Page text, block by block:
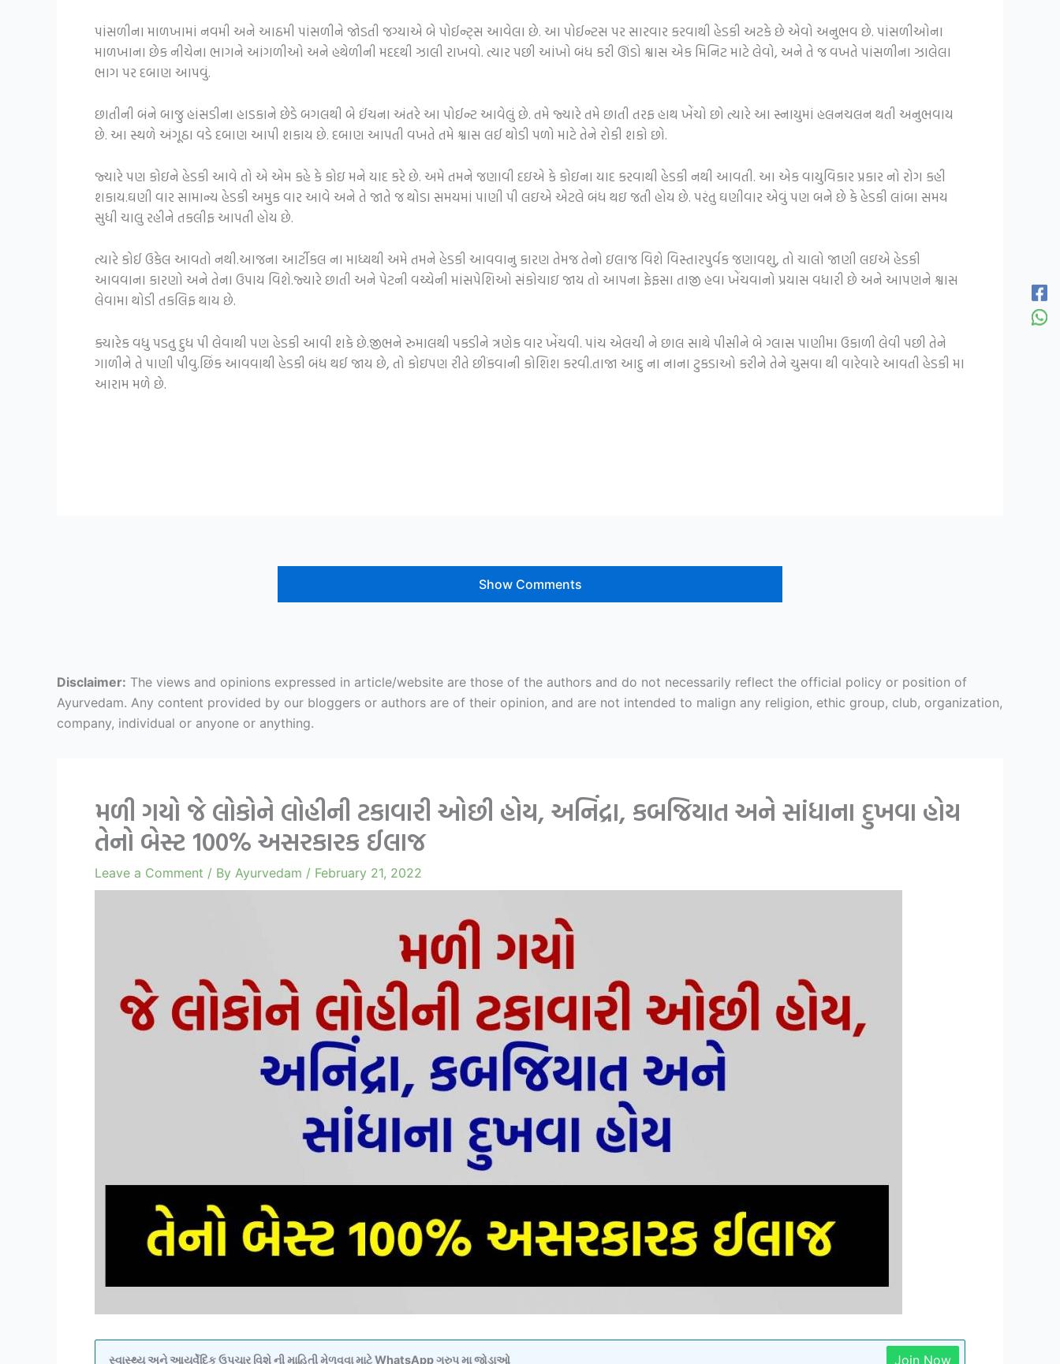
પાંસળીના માળખામાં નવમી અને આઠમી પાંસળીને જોડતી જગ્યાએ બે પોઈન્ટ્સ આવેલા છે. આ પોઈન્ટસ પર સારવાર કરવાથી હેડકી અટકે છે એવો અનુભવ છે. પાંસળીઓના
માળખાના છેક નીચેના ભાગને આંગળીઓ અને હથેળીની મદદથી ઝાલી રાખવો. ત્યાર પછી આંખો બંધ કરી ઊંડો શ્વાસ એક મિનિટ માટે લેવો, અને તે જ વખતે પાંસળીના ઝાલેલા
ભાગ પર દબાણ આપવું.
છાતીની બંને બાજુ હાંસડીના હાડકાને છેડે બગલથી બે ઈંચના અંતરે આ પોઈન્ટ આવેલું છે. તમે જ્યારે તમે છાતી તરફ હાથ ખેંચો છો ત્યારે આ સ્નાયુમાં હલનચલન થતી અનુભવાય
છે. આ સ્થળે અંગૂઠા વડે દબાણ આપી શકાય છે. દબાણ આપતી વખતે તમે શ્વાસ લઈ થોડી પળો માટે તેને રોકી શકો છો.
જ્યારે પણ કોઇને હેડકી આવે તો એ એમ કહે કે કોઇ મને યાદ કરે છે. અમે તમને જણાવી દઇએ કે કોઇના યાદ કરવાથી હેડકી નથી આવતી. આ એક વાયુવિકાર પ્રકાર નો રોગ કહી
શકાય.ઘણી વાર સામાન્ય હેડકી અમુક વાર આવે અને તે જાતે જ થોડા સમયમાં પાણી પી લઇએ એટલે બંધ થઇ જતી હોય છે. પરંતુ ઘણીવાર એવું પણ બને છે કે હેડકી લાંબા સમય
સુધી ચાલુ રહીને તકલીફ આપતી હોય છે.
ત્યારે કોઈ ઉકેલ આવતો નથી.આજના આર્ટીકલ ના માધ્યથી અમે તમને હેડકી આવવાનુ કારણ તેમજ તેનો ઇલાજ વિશે વિસ્તારપુર્વક જણાવશુ, તો ચાલો જાણી લઇએ હેડકી
આવવાના કારણો અને તેના ઉપાય વિશે.જ્યારે છાતી અને પેટની વચ્ચેની માંસપેશિઓ સંકોચાઇ જાય તો આપના ફેફસા તાજી હવા ખેંચવાનો પ્રયાસ વધારી છે અને આપણને શ્વાસ
લેવામા થોડી તકલિફ થાય છે.
ક્યારેક વધુ પડતુ દુધ પી લેવાથી પણ હેડકી આવી શકે છે.જીભને રુમાલથી પકડીને ત્રણેક વાર ખેંચવી. પાંચ એલચી ને છાલ સાથે પીસીને બે ગ્લાસ પાણીમા ઉકાળી લેવી પછી તેને
ગાળીને તે પાણી પીવુ.છિંક આવવાથી હેડકી બંધ થઈ જાય છે, તો કોઇપણ રીતે છીંકવાની કોશિશ કરવી.તાજા આદુ ના નાના ટુકડાઓ કરીને તેને ચુસવા થી વારેવારે આવતી હેડકી મા
આરામ મળે છે.
Show Comments
Disclaimer: The views and opinions expressed in article/website are those of the authors and do not necessarily reflect the official policy or position of
Ayurvedam. Any content provided by our bloggers or authors are of their opinion, and are not intended to malign any religion, ethic group, club, organization,
company, individual or anyone or anything.
મળી ગયો જે લોકોને લોહીની ટકાવારી ઓછી હોય, અનિંદ્રા, કબજિયાત અને સાંધાના દુખવા હોય
તેનો બેસ્ટ 100% અસરકારક ઈલાજ
Leave a Comment / By Ayurvedam / February 21, 2022
સ્વાસ્થ્ય અને આયુર્વેદિક ઉપચાર વિશે ની માહિતી મેળવવા માટે WhatsApp ગ્રુપ મા જોડાઓ Join Now